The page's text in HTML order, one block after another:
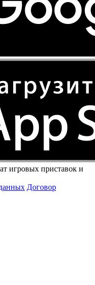
игровых приставок и
Договор